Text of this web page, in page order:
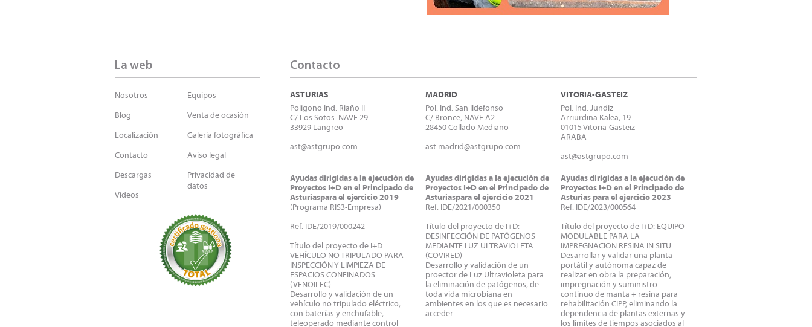
La web
Nosotros
Blog
Localización
Contacto
Descargas
Vídeos
Equipos
Venta de ocasión
Galería fotográfica
Aviso legal
Privacidad de
datos
Contacto
ASTURIAS
Polígono Ind. Riaño II
C/ Los Sotos. NAVE 29
33929 Langreo
ast@astgrupo.com
MADRID
Pol. Ind. San Ildefonso
C/ Bronce, NAVE A2
28450 Collado Mediano
ast.madrid@astgrupo.com
VITORIA-GASTEIZ
Pol. Ind. Jundiz
Arriurdina Kalea, 19
01015 Vitoria-Gasteiz
ARABA
ast@astgrupo.com
Ayudas dirigidas a la ejecución de
Proyectos I+D en el Principado de
Asturiaspara el ejercicio 2019
(Programa RIS3-Empresa)
Ref. IDE/2019/000242
Título del proyecto de I+D:
VEHÍCULO NO TRIPULADO PARA
INSPECCIÓN Y LIMPIEZA DE
ESPACIOS CONFINADOS
(VENOILEC)
Desarrollo y validación de un
vehículo no tripulado eléctrico,
con baterías y enchufable,
teleoperado mediante control
Ayudas dirigidas a la ejecución de
Proyectos I+D en el Principado de
Asturiaspara el ejercicio 2021
Ref. IDE/2021/000350
Título del proyecto de I+D:
DESINFECCIÓN DE PATÓGENOS
MEDIANTE LUZ ULTRAVIOLETA
(COVIRED)
Desarrollo y validación de un
proector de Luz Ultravioleta para
la eliminación de patógenos, de
toda vida microbiana en
ambientes en los que es necesario
acceder.
Ayudas dirigidas a la ejecución de
Proyectos I+D en el Principado de
Asturias para el ejercicio 2023
Ref. IDE/2023/000564
Título del proyecto de I+D: EQUIPO
MODULABLE PARA LA
IMPREGNACIÓN RESINA IN SITU
Desarrollar y validar una planta
portátil y autónoma capaz de
realizar en obra la preparación,
impregnación y suministro
continuo de manta + resina para
rehabilitación CIPP, eliminando la
dependencia de plantas externas y
los límites de tiempos asociados al